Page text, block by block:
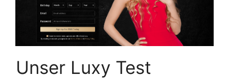
Unser Luxy Test